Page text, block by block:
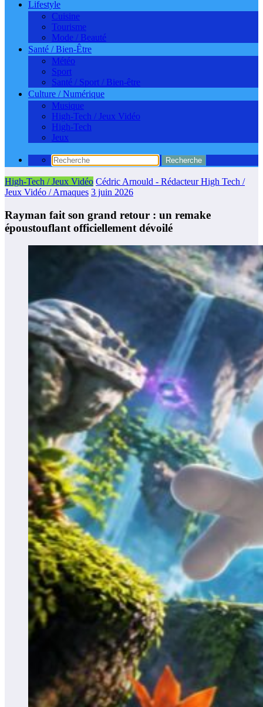
Lifestyle
Cuisine
Tourisme
Mode / Beauté
Santé / Bien-Être
Météo
Sport
Santé / Sport / Bien-être
Culture / Numérique
Musique
High-Tech / Jeux Vidéo
High-Tech
Jeux
High-Tech / Jeux Vidéo Cédric Arnould - Rédacteur High Tech /
Jeux Vidéo / Arnaques 3 juin 2026
Rayman fait son grand retour : un remake
époustouflant officiellement dévoilé